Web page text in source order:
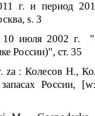
г. и период
s. 3
10 июля 2002 г.
России)", ст. 35
za : Колесов Н.,
России,